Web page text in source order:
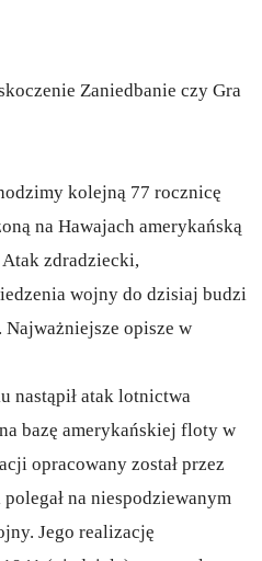
Zaniedbanie czy Gra
kolejną 77 rocznicę
na Hawajach amerykańską
Atak zdradziecki,
wojny do dzisiaj budzi
opisze w
nastąpił atak lotnictwa
bazę amerykańskiej floty w
opracowany został przez
na niespodziewanym
Jego realizację